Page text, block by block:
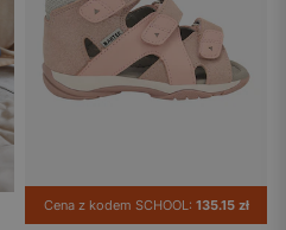
Cena z kodem SCHOOL: 135.15 zł